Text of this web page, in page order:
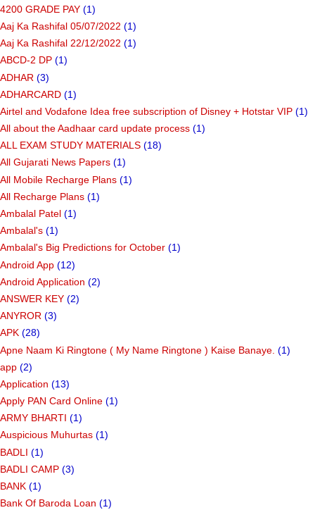
4200 GRADE PAY (1)
Aaj Ka Rashifal 05/07/2022 (1)
Aaj Ka Rashifal 22/12/2022 (1)
ABCD-2 DP (1)
ADHAR (3)
ADHARCARD (1)
Airtel and Vodafone Idea free subscription of Disney + Hotstar VIP (1)
All about the Aadhaar card update process (1)
ALL EXAM STUDY MATERIALS (18)
All Gujarati News Papers (1)
All Mobile Recharge Plans (1)
All Recharge Plans (1)
Ambalal Patel (1)
Ambalal's (1)
Ambalal's Big Predictions for October (1)
Android App (12)
Android Application (2)
ANSWER KEY (2)
ANYROR (3)
APK (28)
Apne Naam Ki Ringtone ( My Name Ringtone ) Kaise Banaye. (1)
app (2)
Application (13)
Apply PAN Card Online (1)
ARMY BHARTI (1)
Auspicious Muhurtas (1)
BADLI (1)
BADLI CAMP (3)
BANK (1)
Bank Of Baroda Loan (1)